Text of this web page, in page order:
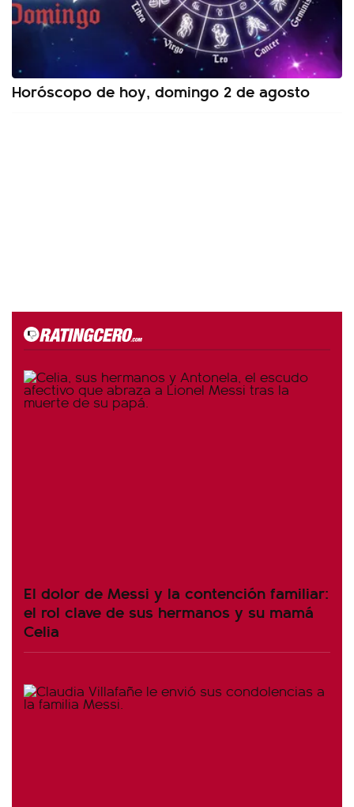
Horóscopo de hoy, domingo 2 de agosto
El dolor de Messi y la contención familiar:
el rol clave de sus hermanos y su mamá
Celia